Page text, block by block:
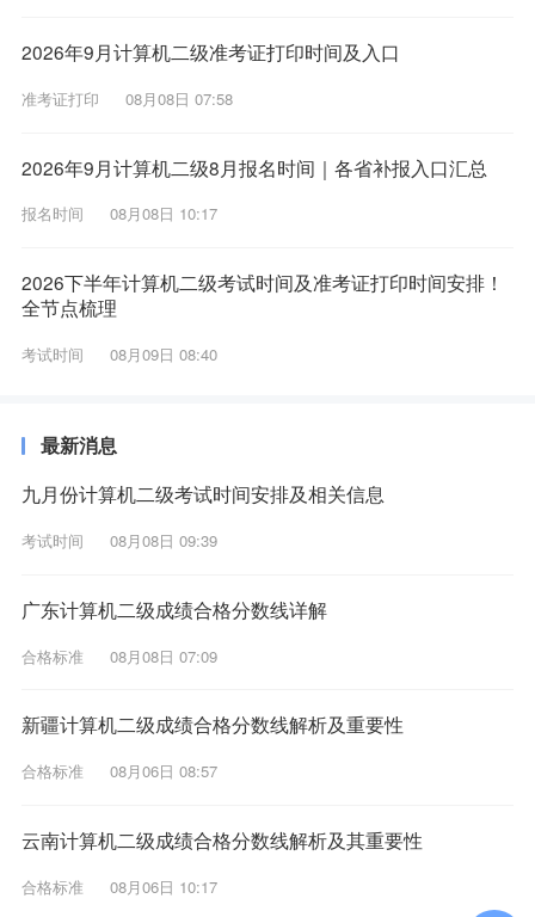
2026年9月计算机二级准考证打印时间及入口
准考证打印 08月08日 07:58
2026年9月计算机二级8月报名时间｜各省补报入口汇总
报名时间 08月08日 10:17
2026下半年计算机二级考试时间及准考证打印时间安排！
全节点梳理
考试时间 08月09日 08:40
最新消息
九月份计算机二级考试时间安排及相关信息
考试时间 08月08日 09:39
广东计算机二级成绩合格分数线详解
合格标准 08月08日 07:09
新疆计算机二级成绩合格分数线解析及重要性
合格标准 08月06日 08:57
云南计算机二级成绩合格分数线解析及其重要性
合格标准 08月06日 10:17